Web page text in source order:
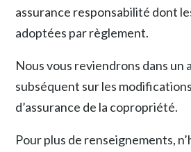
assurance responsabilité dont
adoptées par règlement.
Nous vous reviendrons dans un
subséquent sur les
d’assurance de la copropriété.
Pour plus de renseignements,